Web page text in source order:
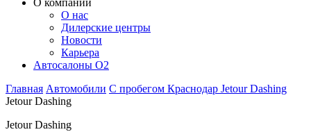
О компании
О нас
Дилерские центры
Новости
Карьера
Автосалоны O2
Главная Автомобили С пробегом Краснодар JetourDashing
Jetour Dashing
Jetour Dashing